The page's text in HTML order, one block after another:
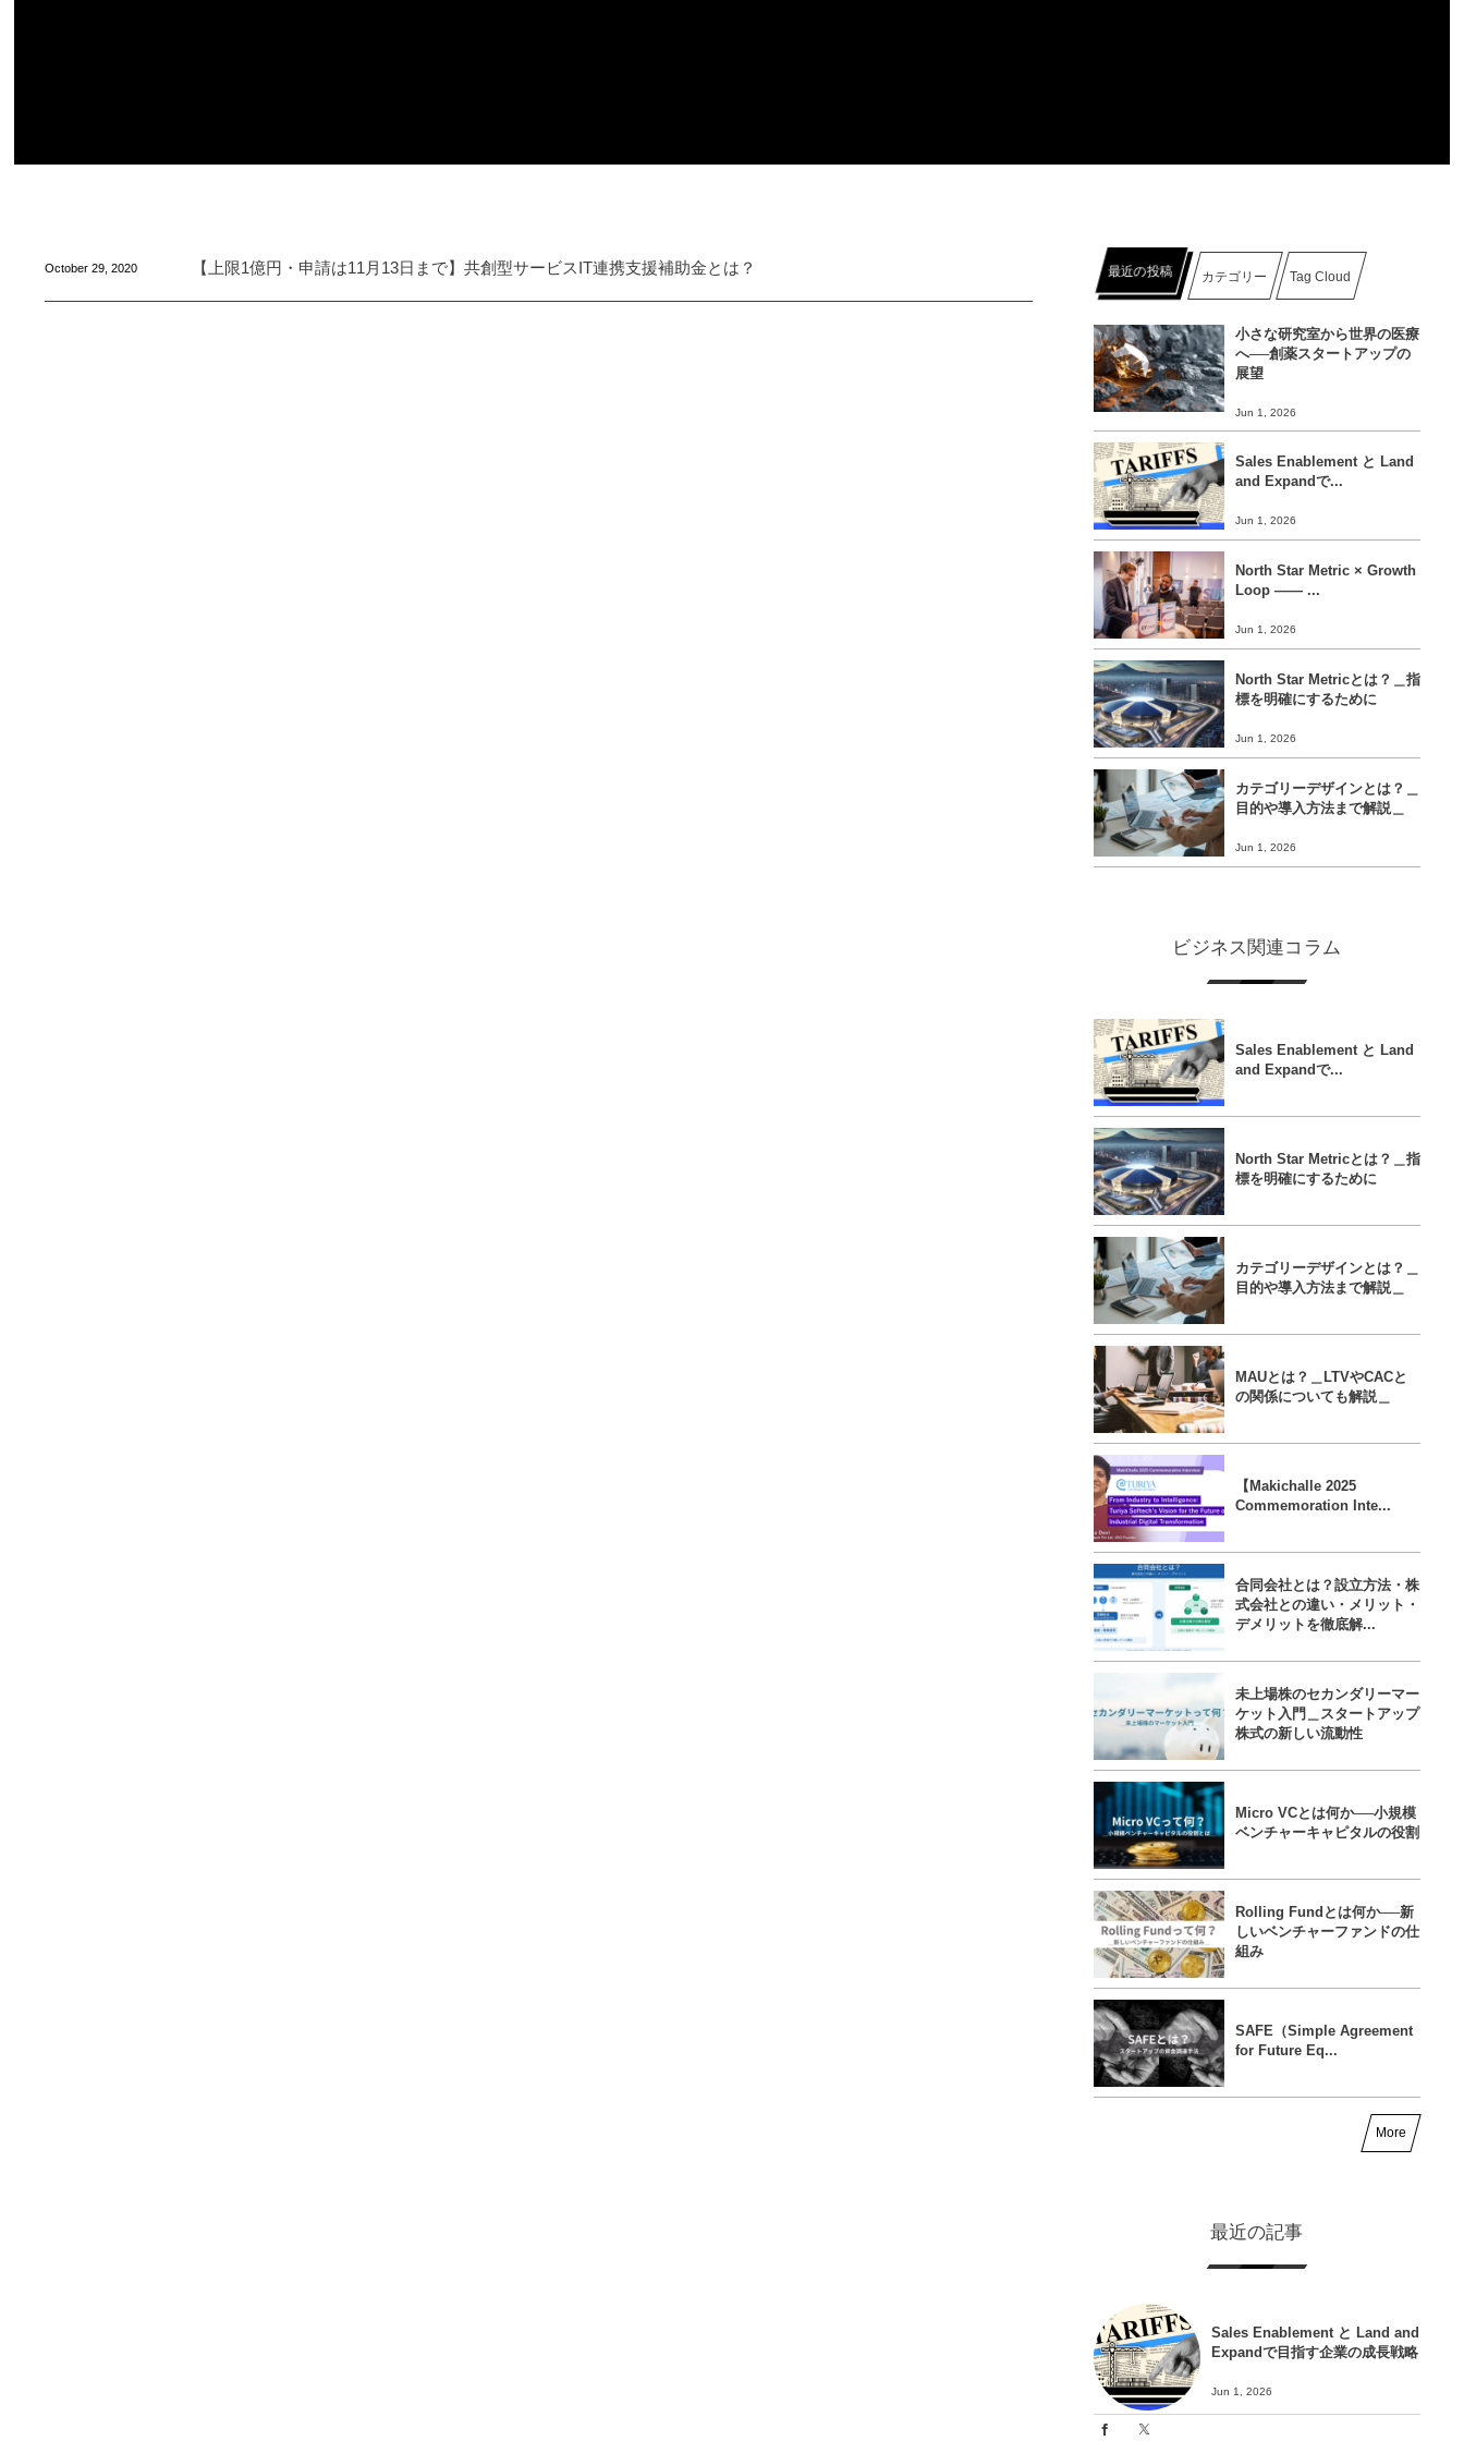
October 29, 2020 【上限1億円・申請は11月13日まで】共創型サービスIT連携支援補助金とは？ 最近の投稿 カテゴリー Tag Cloud
小さな研究室から世界の医療
へ──創薬スタートアップの
展望
Jun 1, 2026
Sales Enablement と Land
and Expandで...
Jun 1, 2026
North Star Metric × Growth
Loop ―― ...
Jun 1, 2026
North Star Metricとは？＿指
標を明確にするために
Jun 1, 2026
カテゴリーデザインとは？＿
目的や導入方法まで解説＿
Jun 1, 2026
ビジネス関連コラム
Sales Enablement と Land
and Expandで...
North Star Metricとは？＿指
標を明確にするために
カテゴリーデザインとは？＿
目的や導入方法まで解説＿
MAUとは？＿LTVやCACと
の関係についても解説＿
【Makichalle 2025
Commemoration Inte...
合同会社とは？設立方法・株
式会社との違い・メリット・
デメリットを徹底解...
未上場株のセカンダリーマー
ケット入門＿スタートアップ
株式の新しい流動性
Micro VCとは何か──小規模
ベンチャーキャピタルの役割
Rolling Fundとは何か──新
しいベンチャーファンドの仕
組み
SAFE（Simple Agreement
for Future Eq...
More
最近の記事
Sales Enablement と Land and
Expandで目指す企業の成長戦略
Jun 1, 2026